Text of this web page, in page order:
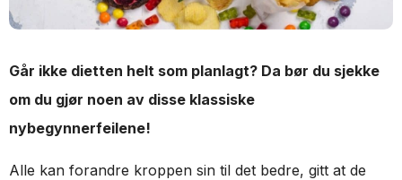
Går ikke dietten helt som planlagt? Da bør du sjekke
om du gjør noen av disse klassiske
nybegynnerfeilene!
Alle kan forandre kroppen sin til det bedre, gitt at de